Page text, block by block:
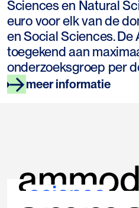
Sciences en Natural
euro voor elk van de
en Social Sciences.
toegekend aan
onderzoeksgroep per
meer informatie